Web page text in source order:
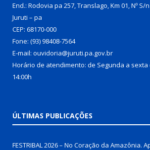
End.: Rodovia pa 257, Translago, Km 01, Nº S/
Juruti – pa
CEP: 68170-000
Fone: (93) 98408-7564
E-mail: ouvidoria@juruti.pa.gov.br
Horário de atendimento: de Segunda a sexta
14:00h
ÚLTIMAS PUBLICAÇÕES
FESTRIBAL 2026 – No Coração da Amazônia.